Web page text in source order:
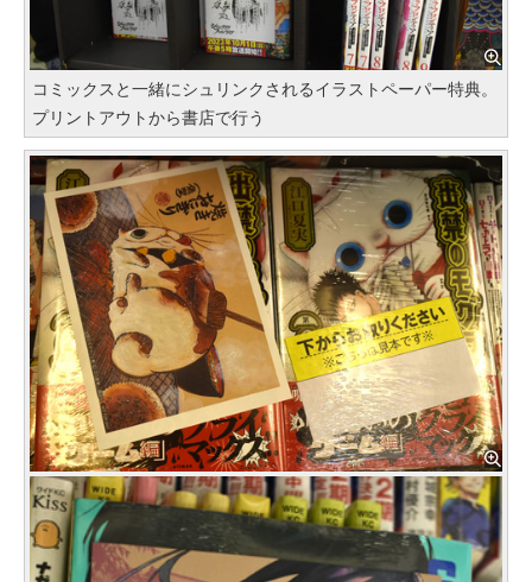
コミックスと一緒にシュリンクされるイラストペーパー特典。
プリントアウトから書店で行う